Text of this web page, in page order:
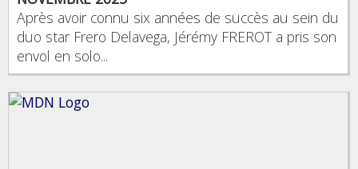
Après avoir connu six années de succès au sein du
duo star Frero Delavega, Jérémy FREROT a pris son
envol en solo...